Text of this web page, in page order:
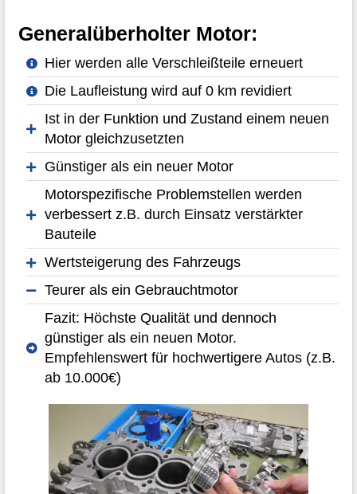
Generalüberholter Motor:
Hier werden alle Verschleißteile erneuert
Die Laufleistung wird auf 0 km revidiert
Ist in der Funktion und Zustand einem neuen
Motor gleichzusetzten
Günstiger als ein neuer Motor
Motorspezifische Problemstellen werden
verbessert z.B. durch Einsatz verstärkter
Bauteile
Wertsteigerung des Fahrzeugs
Teurer als ein Gebrauchtmotor
Fazit: Höchste Qualität und dennoch
günstiger als ein neuen Motor.
Empfehlenswert für hochwertigere Autos (z.B.
ab 10.000€)